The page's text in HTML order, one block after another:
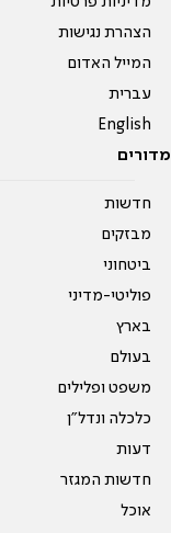
הצהרת נגישות
המייל האדום
עברית
English
מדורים
חדשות
מבזקים
ביטחוני
פוליטי-מדיני
בארץ
בעולם
משפט ופלילים
כלכלה ונדל"ן
דעות
חדשות המגזר
אוכל